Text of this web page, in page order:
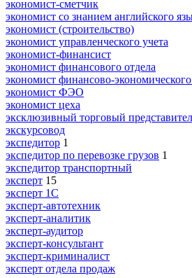
экономист-сметчик
экономист со знанием английского
экономист (строительство)
экономист управленческого учета
экономист-финансист
экономист финансового отдела
экономист финансово-экономического
экономист ФЭО
экономист цеха
эксклюзивный торговый
экскурсовод
экспедитор 1
экспедитор по перевозке грузов 1
экспедитор транспортный
эксперт 15
эксперт 1С
эксперт-автотехник
эксперт-аналитик
эксперт-аудитор
эксперт-консультант
эксперт-криминалист
эксперт отдела продаж